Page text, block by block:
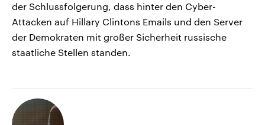
der Schlussfolgerung, dass hinter den Cyber-
Attacken auf Hillary Clintons Emails und den Server
der Demokraten mit großer Sicherheit russische
staatliche Stellen standen.